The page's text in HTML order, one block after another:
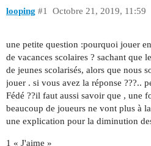
looping Octobre 21, 2019, 11:59
#1
une petite question :pourquoi jouer
de vacances scolaires ? sachant que
de jeunes scolarisés, alors que nous
jouer . si vous avez la réponse ???..
Fédé ??il faut aussi savoir que , une
beaucoup de joueurs ne vont plus à
une explication pour la diminution
1 « J'aime »